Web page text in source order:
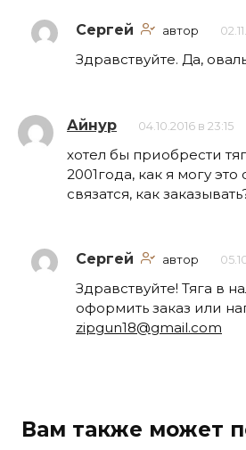
Сергей автор
Здравствуйте. Да,
Айнур 04.10.2016 в 23:15
хотел бы приобрести
2001года, как я могу это
связатся, как
Сергей автор
Здравствуйте! Тяга в
оформить заказ или
zipgun18@gmail.com
Вам также может